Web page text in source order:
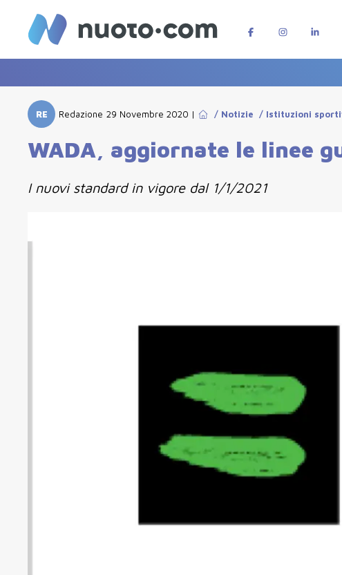
RE Redazione 29 Novembre 2020 | / Notizie / Istituzioni
WADA, aggiornate le linee
I nuovi standard in vigore dal 1/1/2021